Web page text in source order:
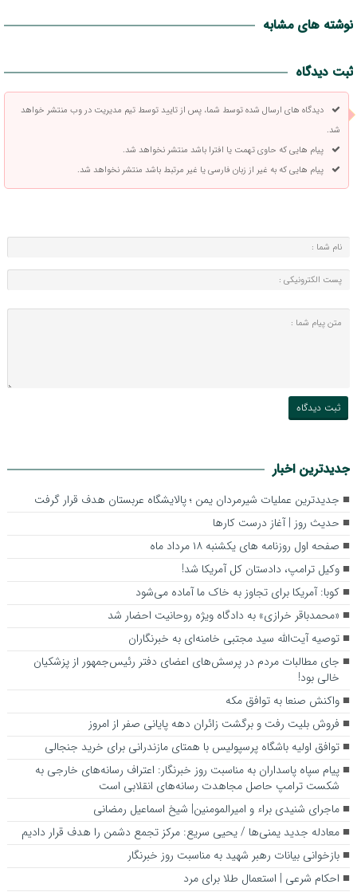
نوشته های مشابه
ثبت دیدگاه
دیدگاه های ارسال شده توسط شما، پس از تایید توسط تیم مدیریت در وب منتشر خواهد
شد.
پیام هایی که حاوی تهمت یا افترا باشد منتشر نخواهد شد.
پیام هایی که به غیر از زبان فارسی یا غیر مرتبط باشد منتشر نخواهد شد.
جدیدترین اخبار
جدیدترین عملیات شیرمردان یمن ؛ پالایشگاه عربستان هدف قرار گرفت
حدیث روز | آغاز درست کارها
صفحه اول روزنامه‌ های یکشنبه ۱۸ مرداد ماه
وکیل ترامپ، دادستان کل آمریکا شد!
کوبا: آمریکا برای تجاوز به خاک ما آماده می‌شود
«محمدباقر خرازی» به دادگاه ویژه روحانیت احضار شد
توصیه آیت‌الله سید مجتبی خامنه‌ای به خبرنگاران
جای مطالبات مردم در پرسش‌های اعضای دفتر رئیس‌جمهور از پزشکیان
خالی بود!
واکنش صنعا به توافق مکه
فروش بلیت رفت و برگشت زائران دهه پایانی صفر از امروز
توافق اولیه باشگاه پرسپولیس با همتای مازندرانی برای خرید جنجالی
پیام سپاه پاسداران به مناسبت روز خبرنگار: اعتراف رسانه‌های خارجی به
شکست ترامپ حاصل مجاهدت رسانه‌های انقلابی است
ماجرای شنیدی براء و امیرالمومنین| شیخ اسماعیل رمضانی
معادله جدید یمنی‌ها / یحیی سریع: مرکز تجمع دشمن را هدف قرار دادیم
بازخوانی بیانات رهبر شهید به مناسبت روز خبرنگار
احکام شرعی | استعمال طلا برای مرد